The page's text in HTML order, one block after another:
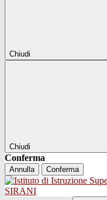
Chiudi
Chiudi
Conferma
Annulla Conferma